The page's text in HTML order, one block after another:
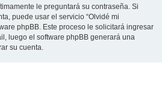
le preguntará su contraseña. Si
puede usar el servicio “Olvidé mi
phpBB. Este proceso le solicitará ingresar
luego el software phpBB generará una
su cuenta.